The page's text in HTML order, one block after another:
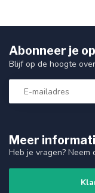
Meer
Heb je vragen?
Abonneer je
Blijf op de hoogte